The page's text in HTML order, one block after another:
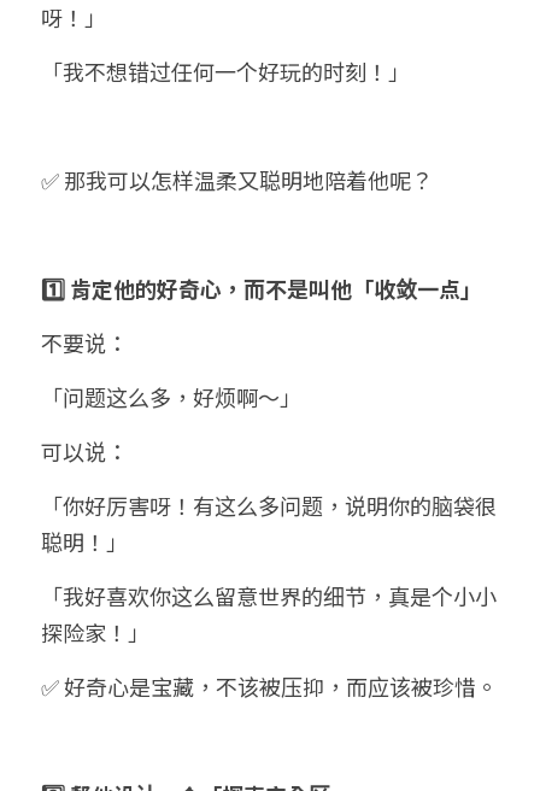
呀！」
「我不想错过任何一个好玩的时刻！」
✅ 那我可以怎样温柔又聪明地陪着他呢？
1️⃣ 肯定他的好奇心，而不是叫他「收敛一点」
不要说：
「问题这么多，好烦啊～」
可以说：
「你好厉害呀！有这么多问题，说明你的脑袋很
聪明！」
「我好喜欢你这么留意世界的细节，真是个小小
探险家！」
✅ 好奇心是宝藏，不该被压抑，而应该被珍惜。